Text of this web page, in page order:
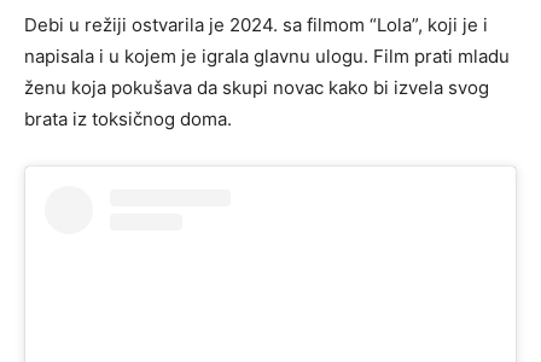
Debi u režiji ostvarila je 2024. sa filmom “Lola”, koji je i
napisala i u kojem je igrala glavnu ulogu. Film prati mladu
ženu koja pokušava da skupi novac kako bi izvela svog
brata iz toksičnog doma.